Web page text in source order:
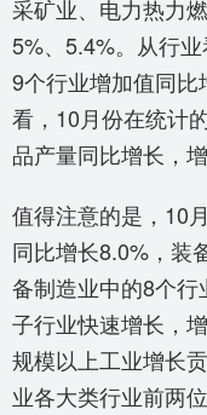
采矿业、电力热力
5%、5.4%。从行
9个行业增加值同
看，10月份在统计
品产量同比增长，
值得注意的是，10
同比增长8.0%，装
备制造业中的8个
子行业快速增长，
规模以上工业增长
业各大类行业前两